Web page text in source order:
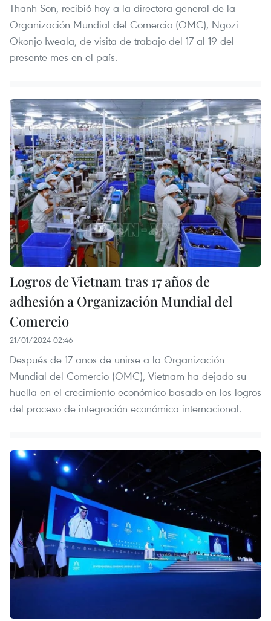
Thanh Son, recibió hoy a la directora general de la
Organización Mundial del Comercio (OMC), Ngozi
Okonjo-Iweala, de visita de trabajo del 17 al 19 del
presente mes en el país.
Logros de Vietnam tras 17 años de
adhesión a Organización Mundial del
Comercio
21/01/2024 02:46
Después de 17 años de unirse a la Organización
Mundial del Comercio (OMC), Vietnam ha dejado su
huella en el crecimiento económico basado en los logros
del proceso de integración económica internacional.